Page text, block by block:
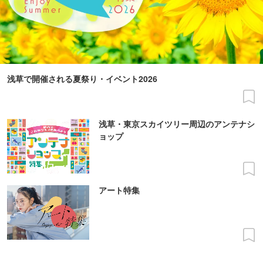
浅草で開催される夏祭り・イベント2026
浅草・東京スカイツリー周辺のアンテナシ
ョップ
アート特集